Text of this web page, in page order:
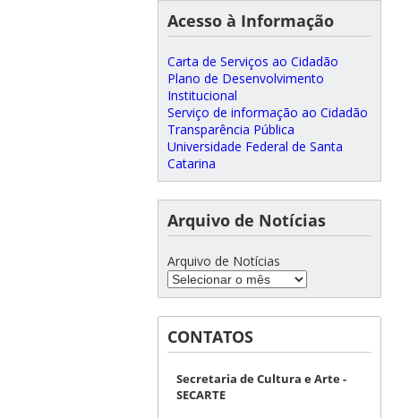
Acesso à Informação
Carta de Serviços ao Cidadão
Plano de Desenvolvimento
Institucional
Serviço de informação ao Cidadão
Transparência Pública
Universidade Federal de Santa
Catarina
Arquivo de Notícias
Arquivo de Notícias
CONTATOS
Secretaria de Cultura e Arte -
SECARTE